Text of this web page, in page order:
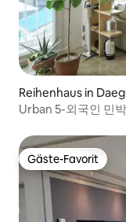
Reihenhaus in
Urban 5-외국인 민
Gäste-Favorit
Gäste-Favorit